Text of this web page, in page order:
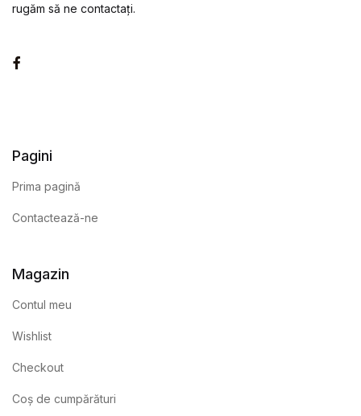
rugăm să ne contactați.
Pagini
Prima pagină
Contactează-ne
Magazin
Contul meu
Wishlist
Checkout
Coș de cumpărături